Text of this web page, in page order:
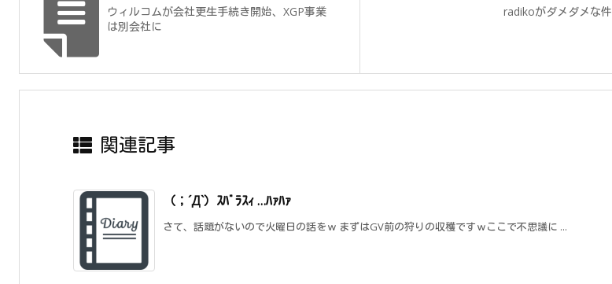
radikoがダメダメな件
ウィルコムが会社更生手続き開始、XGP事業
は別会社に
関連記事
（；´Д`）ｽﾊﾞﾗｽｨ …ﾊｧﾊｧ
さて、話題がないので火曜日の話をｗ まずはGV前の狩りの収穫ですｗここで不思議に ...